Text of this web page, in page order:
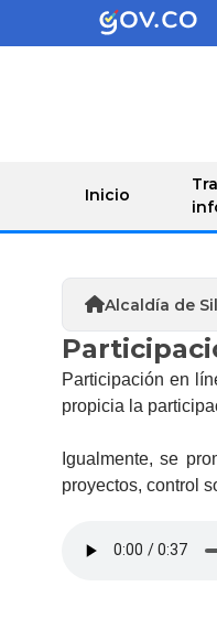
Inicio
Alcaldía de
​​​Participación ​en
propicia la
Igualmente, se
proyectos, control